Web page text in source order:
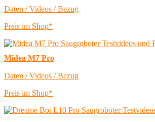
Daten / Videos / Bezug
Preis im Shop*
Midea M7 Pro
Daten / Videos / Bezug
Preis im Shop*